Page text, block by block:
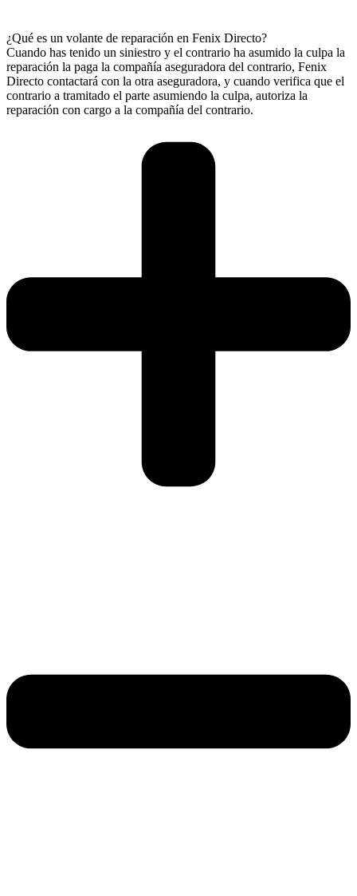
¿Qué es un volante de reparación en Fenix Directo?
Cuando has tenido un siniestro y el contrario ha asumido la culpa la
reparación la paga la compañía aseguradora del contrario, Fenix
Directo contactará con la otra aseguradora, y cuando verifica que el
contrario a tramitado el parte asumiendo la culpa, autoriza la
reparación con cargo a la compañía del contrario.